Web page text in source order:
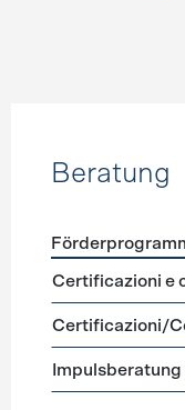
Beratung
Certificazioni e
Certificazioni/